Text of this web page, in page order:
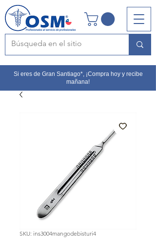
Si eres de Gran Santiago*, ¡Compra hoy y recibe
mañana!
SKU: ins3004mangodebisturi4